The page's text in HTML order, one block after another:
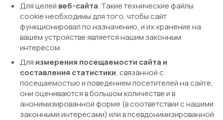
Для целей веб-сайта. Такие технические файлы
cookie необходимы для того, чтобы сайт
функционировал по назначению, и их хранение на
вашем устройстве является нашим законным
интересом.
Для измерения посещаемости сайта и
составления статистики, связанной с
посещаемостью и поведением посетителей на сайте,
они оцениваются в большом количестве и в
анонимизированной форме (в соответствии с нашими
законными интересами) или в псевдонимизированной